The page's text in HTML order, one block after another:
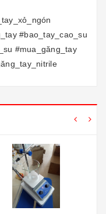
#bao_tay_cao_su
#mua_găng_tay